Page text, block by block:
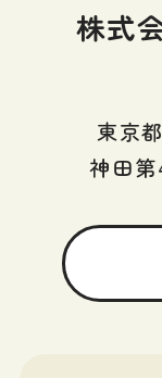
株式
東京
神田